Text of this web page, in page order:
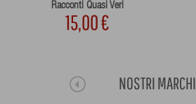
Racconti Quasi Veri
15,00 €
NOSTRI MARCHI